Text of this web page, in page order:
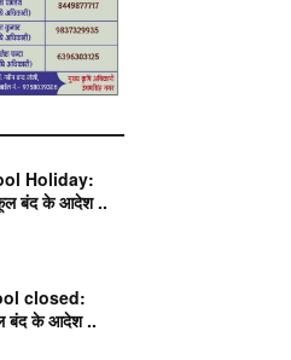
Holiday:
बंद के आदेश ..
closed:
बंद के आदेश ..